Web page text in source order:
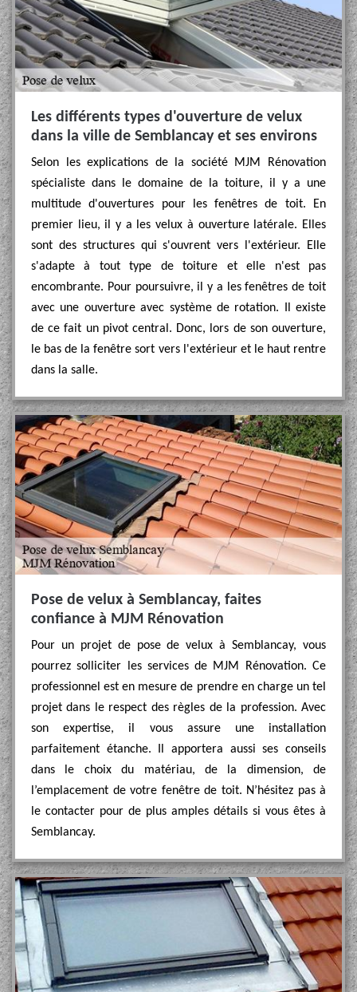
Les différents types d'ouverture de velux
dans la ville de Semblancay et ses environs
Selon les explications de la société MJM Rénovation
spécialiste dans le domaine de la toiture, il y a une
multitude d'ouvertures pour les fenêtres de toit. En
premier lieu, il y a les velux à ouverture latérale. Elles
sont des structures qui s'ouvrent vers l'extérieur. Elle
s'adapte à tout type de toiture et elle n'est pas
encombrante. Pour poursuivre, il y a les fenêtres de toit
avec une ouverture avec système de rotation. Il existe
de ce fait un pivot central. Donc, lors de son ouverture,
le bas de la fenêtre sort vers l'extérieur et le haut rentre
dans la salle.
Pose de velux à Semblancay, faites
confiance à MJM Rénovation
Pour un projet de pose de velux à Semblancay, vous
pourrez solliciter les services de MJM Rénovation. Ce
professionnel est en mesure de prendre en charge un tel
projet dans le respect des règles de la profession. Avec
son expertise, il vous assure une installation
parfaitement étanche. Il apportera aussi ses conseils
dans le choix du matériau, de la dimension, de
l’emplacement de votre fenêtre de toit. N’hésitez pas à
le contacter pour de plus amples détails si vous êtes à
Semblancay.